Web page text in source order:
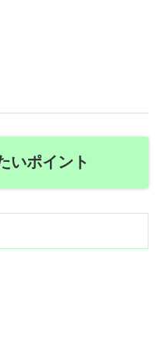
いポイント